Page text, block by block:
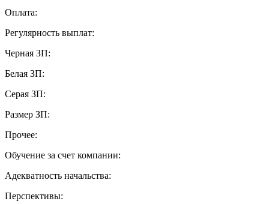
Оплата:
Регулярность выплат:
Черная ЗП:
Белая ЗП:
Серая ЗП:
Размер ЗП:
Прочее:
Обучение за счет компании:
Адекватность начальства:
Перспективы: